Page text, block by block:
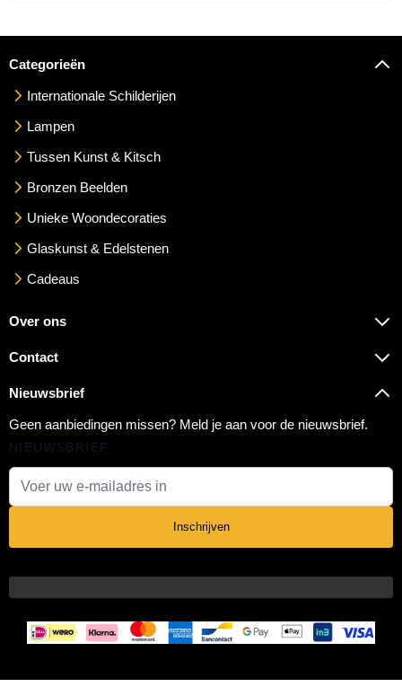
Categorieën
Internationale Schilderijen
Lampen
Tussen Kunst & Kitsch
Bronzen Beelden
Unieke Woondecoraties
Glaskunst & Edelstenen
Cadeaus
Over ons
Contact
Nieuwsbrief
Geen aanbiedingen missen? Meld je aan voor de nieuwsbrief.
NIEUWSBRIEF
Inschrijven